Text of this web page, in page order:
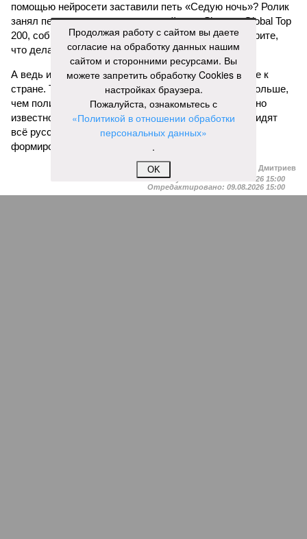
помощью нейросети заставили петь «Седую ночь»? Ролик
занял первое место в мировом рейтинге Shazam Global Top
200, собрав восторженные комментарии: мол, смотрите,
что делают эти русские!
А ведь из таких мелочей и складывается отношение к
стране. То, что мультики с песнями часто делают больше,
чем политики своими речами, профессионалам давно
известно. Но заявлять о том, что за границей ненавидят
всё русское, конечно, намного проще, чем умело
формировать нужный имидж.
Иван Дмитриев
Опубликовано:
09.08.2026 15:00
Отредактировано: 09.08.2026 15:00
Продолжая работу с сайтом вы даете
согласие на обработку данных нашим
сайтом и сторонними ресурсами. Вы
можете запретить обработку Cookies в
настройках браузера.
Пожалуйста, ознакомьтесь с
«Политикой в отношении обработки
персональных данных»
.
OK